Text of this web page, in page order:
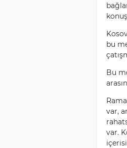
bu
Bu
var,
var.